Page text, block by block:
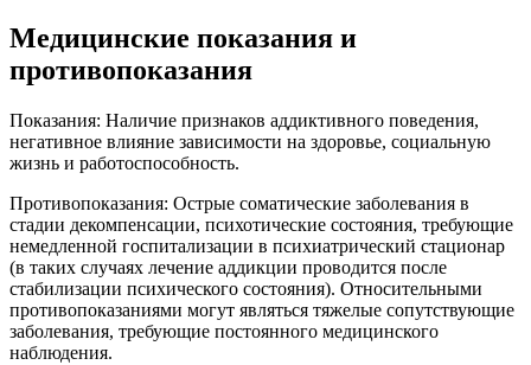
Медицинские показания и
противопоказания
Показания: Наличие признаков аддиктивного поведения,
негативное влияние зависимости на здоровье, социальную
жизнь и работоспособность.
Противопоказания: Острые соматические заболевания в
стадии декомпенсации, психотические состояния, требующие
немедленной госпитализации в психиатрический стационар
(в таких случаях лечение аддикции проводится после
стабилизации психического состояния). Относительными
противопоказаниями могут являться тяжелые сопутствующие
заболевания, требующие постоянного медицинского
наблюдения.